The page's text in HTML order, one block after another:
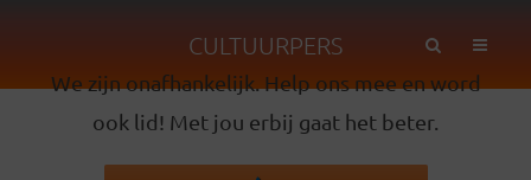
CULTUURPERS
We zijn onafhankelijk. Help ons mee en word
ook lid! Met jou erbij gaat het beter.